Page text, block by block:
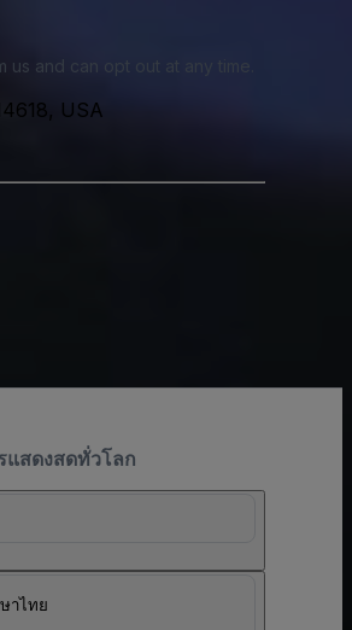
and can opt out at any time.
USA
แสดงสดทั่วโลก
าไทย